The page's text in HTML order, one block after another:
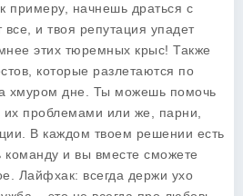
примеру, начнешь драться с
и твоя репутация упадет
этих тюремных крыс! Также
которые разлетаются по
хмуром дне. Ты можешь помочь
проблемами или же, парни,
В каждом твоем решении есть
и вы вместе сможете
Лайфхак: всегда держи ухо